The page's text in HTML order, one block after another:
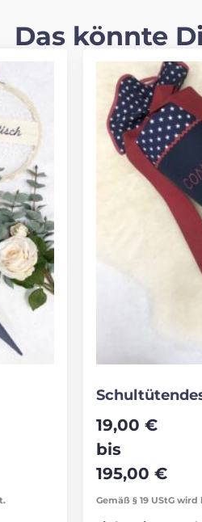
Das könnte
19,00 €
bis
195,00 €
Gemäß § 19 UStG